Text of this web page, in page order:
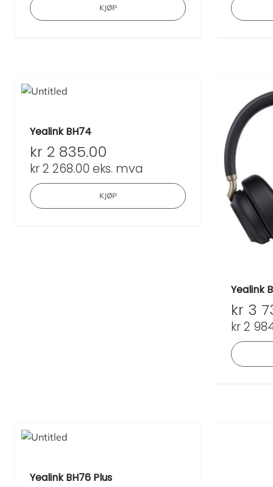
KJØP
Yealink BH74
kr 2 835.00
kr2 268.00 eks. mva
KJØP
Yealink
kr 3
kr2
Yealink BH76 Plus